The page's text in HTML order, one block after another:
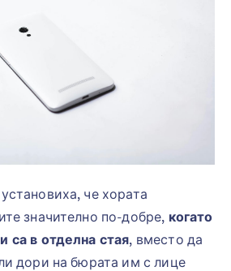
че хората
значително по-добре, когато
са в отделна стая, вместо да
дори на бюрата им с лице